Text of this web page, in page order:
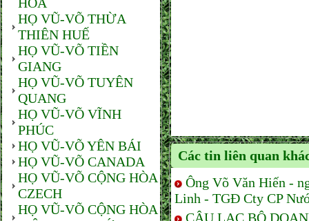
HỌ VŨ-VÕ THỪA
THIÊN HUẾ
HỌ VŨ-VÕ TIỀN
GIANG
HỌ VŨ-VÕ TUYÊN
QUANG
HỌ VŨ-VÕ VĨNH
PHÚC
HỌ VŨ-VÕ YÊN BÁI
HỌ VŨ-VÕ CANADA
HỌ VŨ-VÕ CỘNG HÒA
CZECH
HỌ VŨ-VÕ CỘNG HÒA
Các tin liên quan
Ông Võ Văn Hiến -
Linh - TGĐ Cty CP
CÂU LẠC BỘ